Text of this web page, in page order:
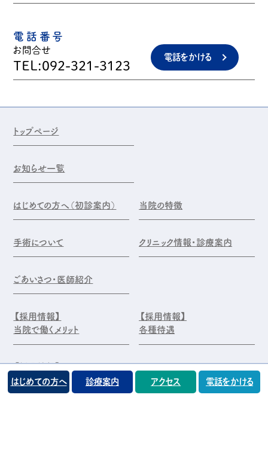
電話番号
お問合せ
TEL:092-321-3123
電話をかける
トップページ
お知らせ一覧
はじめての方へ（初診案内） 当院の特徴
手術について クリニック情報・診療案内
ごあいさつ・医師紹介
【採用情報】
当院で働くメリット
【採用情報】
各種待遇
【採用情報】
エントリー・お問合せ
はじめての方へ 診療案内 アクセス 電話をかける